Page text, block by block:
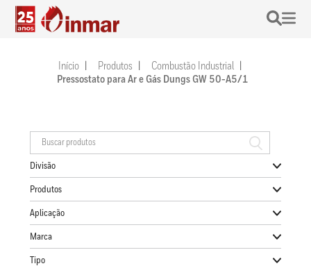
Início Produtos
Combustão Industrial
Pressostato para Ar e Gás Dungs GW 50-A5/1
Divisão
Produtos
Aplicação
Marca
Tipo